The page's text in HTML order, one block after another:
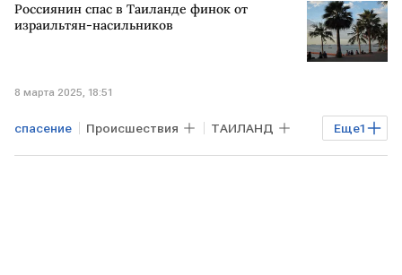
Россиянин спас в Таиланде финок от
израильтян-насильников
8 марта 2025, 18:51
Еще1
спасение Происшествия ТАИЛАНД
россиянин